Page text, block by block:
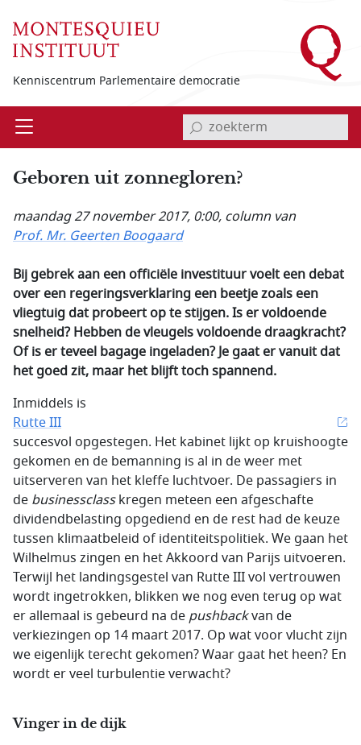
Kenniscentrum Parlementaire democratie
Open invoerveld zoekterm
Geboren uit zonnegloren?
maandag 27 november 2017, 0:00, column van
Prof. Mr. Geerten Boogaard
Bij gebrek aan een officiële investituur voelt een debat
over een regeringsverklaring een beetje zoals een
vliegtuig dat probeert op te stijgen. Is er voldoende
snelheid? Hebben de vleugels voldoende draagkracht?
Of is er teveel bagage ingeladen? Je gaat er vanuit dat
het goed zit, maar het blijft toch spannend.
Inmiddels is
Rutte III
succesvol opgestegen. Het kabinet lijkt op kruishoogte
gekomen en de bemanning is al in de weer met
uitserveren van het kleffe luchtvoer. De passagiers in
de businessclasskregen meteen een afgeschafte
dividendbelasting opgediend en de rest had de keuze
tussen klimaatbeleid of identiteitspolitiek. We gaan het
Wilhelmus zingen en het Akkoord van Parijs uitvoeren.
Terwijl het landingsgestel van Rutte III vol vertrouwen
wordt ingetrokken, blikken we nog even terug op wat
er allemaal is gebeurd na de pushbackvan de
verkiezingen op 14 maart 2017. Op wat voor vlucht zijn
we eigenlijk terecht gekomen? Waar gaat het heen? En
wordt er veel turbulentie verwacht?
Vinger in de dijk